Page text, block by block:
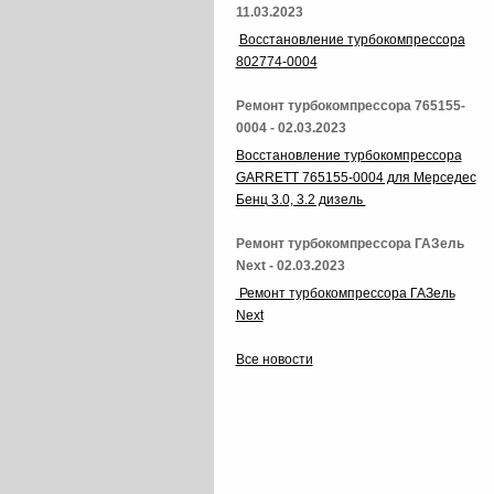
11.03.2023
Восстановление турбокомпрессора
802774-0004
Ремонт турбокомпрессора 765155-
0004 - 02.03.2023
Восстановление турбокомпрессора
GARRETT 765155-0004 для Мерседес
Бенц 3.0, 3.2 дизель
Ремонт турбокомпрессора ГАЗель
Next - 02.03.2023
Ремонт турбокомпрессора ГАЗель
Next
Все новости